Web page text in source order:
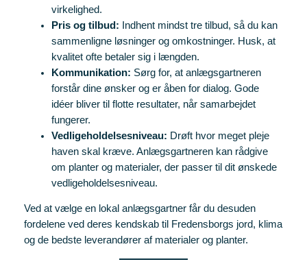
virkelighed.
Pris og tilbud: Indhent mindst tre tilbud, så du kan
sammenligne løsninger og omkostninger. Husk, at
kvalitet ofte betaler sig i længden.
Kommunikation: Sørg for, at anlægsgartneren
forstår dine ønsker og er åben for dialog. Gode
idéer bliver til flotte resultater, når samarbejdet
fungerer.
Vedligeholdelsesniveau: Drøft hvor meget pleje
haven skal kræve. Anlægsgartneren kan rådgive
om planter og materialer, der passer til dit ønskede
vedligeholdelsesniveau.
Ved at vælge en lokal anlægsgartner får du desuden
fordelene ved deres kendskab til Fredensborgs jord, klima
og de bedste leverandører af materialer og planter.